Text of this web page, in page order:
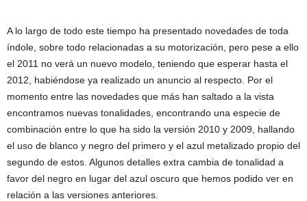
A lo largo de todo este tiempo ha presentado novedades de toda
índole, sobre todo relacionadas a su motorización, pero pese a ello
el 2011 no verá un nuevo modelo, teniendo que esperar hasta el
2012, habiéndose ya realizado un anuncio al respecto. Por el
momento entre las novedades que más han saltado a la vista
encontramos nuevas tonalidades, encontrando una especie de
combinación entre lo que ha sido la versión 2010 y 2009, hallando
el uso de blanco y negro del primero y el azul metalizado propio del
segundo de estos. Algunos detalles extra cambia de tonalidad a
favor del negro en lugar del azul oscuro que hemos podido ver en
relación a las versiones anteriores.